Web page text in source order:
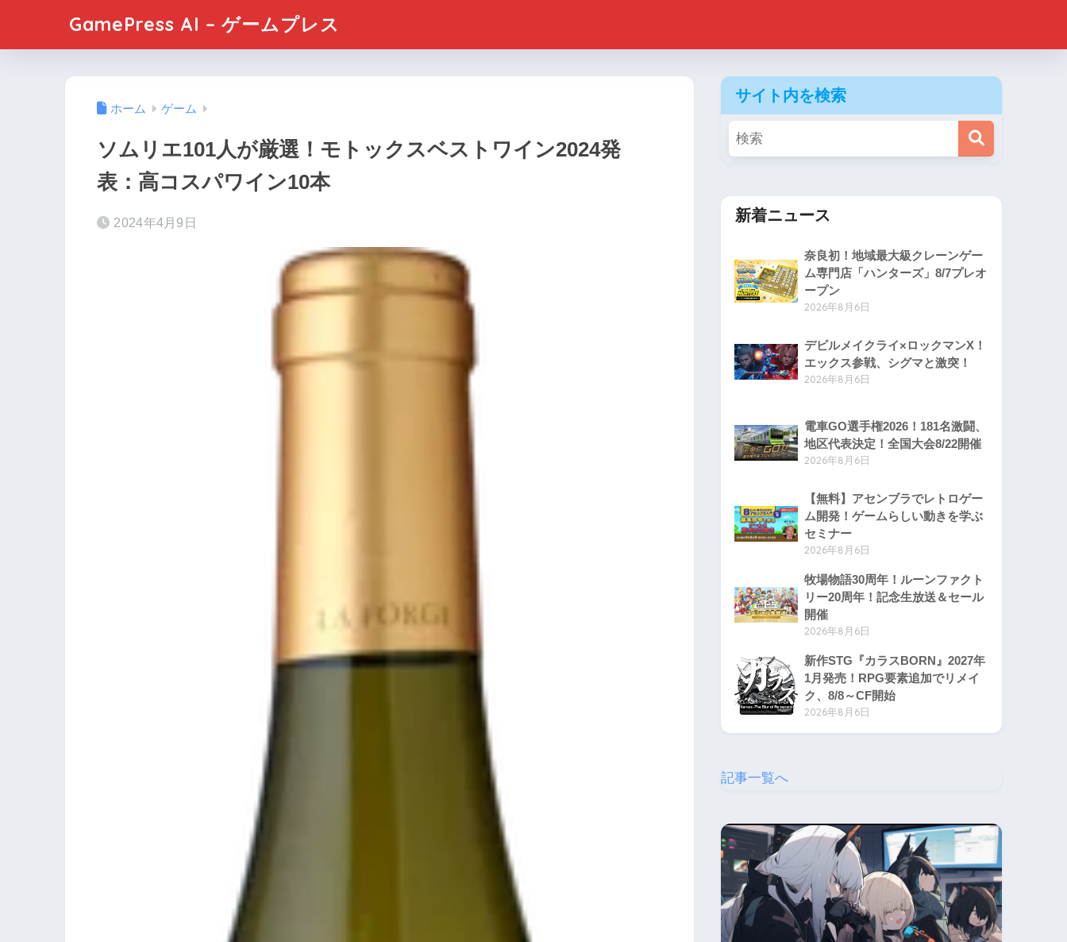
GamePress AI – ゲームプレス
ホーム ゲーム
ソムリエ101人が厳選！モトックスベストワイン2024発
表：高コスパワイン10本
2024年4月9日
サイト内を検索
新着ニュース
奈良初！地域最大級クレーンゲー
ム専門店「ハンターズ」8/7プレオ
ープン
2026年8月6日
デビルメイクライ×ロックマンX！
エックス参戦、シグマと激突！
2026年8月6日
電車GO選手権2026！181名激闘、
地区代表決定！全国大会8/22開催
2026年8月6日
【無料】アセンブラでレトロゲー
ム開発！ゲームらしい動きを学ぶ
セミナー
2026年8月6日
牧場物語30周年！ルーンファクト
リー20周年！記念生放送＆セール
開催
2026年8月6日
新作STG『カラスBORN』2027年
1月発売！RPG要素追加でリメイ
ク、8/8～CF開始
2026年8月6日
記事一覧へ